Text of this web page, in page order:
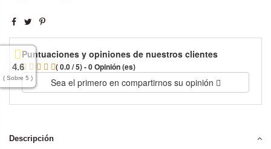
4.6
( Sobre 5 )
Puntuaciones y opiniones de nuestros clientes
( 0.0 / 5) - 0 Opinión (es)
Sea el primero en compartirnos su opinión
Descripción